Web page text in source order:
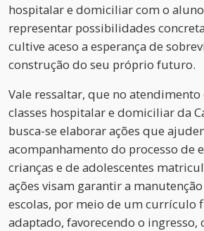
hospitalar e domiciliar com o
representar possibilidades
cultive aceso a esperança de
construção do seu próprio futuro.
Vale ressaltar, que no
classes hospitalar e domiciliar da
busca-se elaborar ações que
acompanhamento do processo de
crianças e de adolescentes
ações visam garantir a
escolas, por meio de um currículo
adaptado, favorecendo o ingresso,